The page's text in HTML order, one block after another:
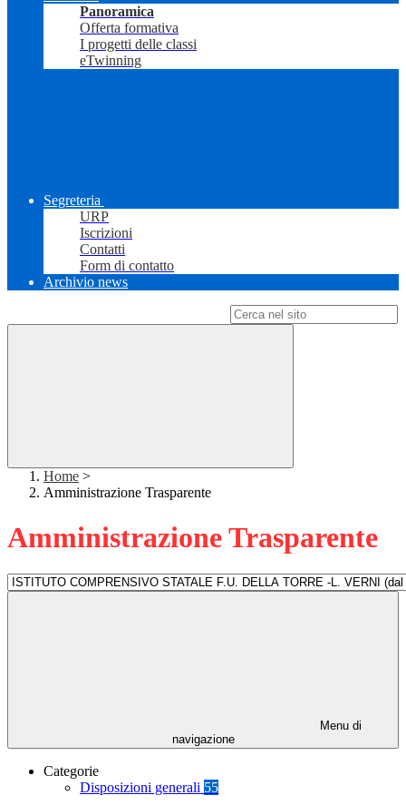
Panoramica
Offerta formativa
I progetti delle classi
eTwinning
Segreteria
URP
Iscrizioni
Contatti
Form di contatto
Archivio news
Home >
Amministrazione Trasparente
Amministrazione Trasparente
Menu di
navigazione
Categorie
Disposizioni generali 55